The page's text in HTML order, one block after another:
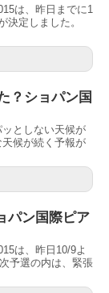
は、昨日までに1
決定しました。
？ショパン国
としない天候が
候が続く予報が
パン国際ピア
は、昨日10/9よ
予選の内は、緊張